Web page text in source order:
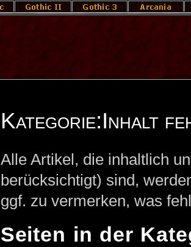
Kategorie:Inhalt
Alle Artikel, die inhaltlich
berücksichtigt) sind,
ggf. zu vermerken, was
Seiten in der